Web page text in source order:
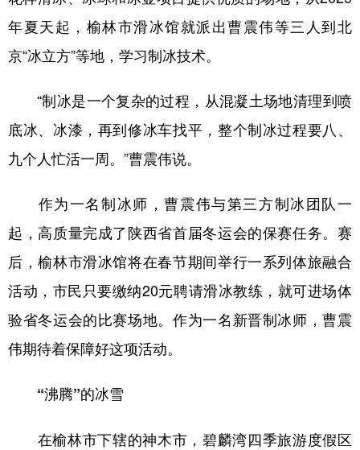
年夏天起，榆林市滑冰馆就派出曹震伟等三人到北
京“冰立方”等地，学习制冰技术。
“制冰是一个复杂的过程，从混凝土场地清理到喷
底冰、冰漆，再到修冰车找平，整个制冰过程要八、
九个人忙活一周。”曹震伟说。
作为一名制冰师，曹震伟与第三方制冰团队一
起，高质量完成了陕西省首届冬运会的保赛任务。赛
后，榆林市滑冰馆将在春节期间举行一系列体旅融合
活动，市民只要缴纳20元聘请滑冰教练，就可进场体
验省冬运会的比赛场地。作为一名新晋制冰师，曹震
伟期待着保障好这项活动。
“沸腾”的冰雪
在榆林市下辖的神木市，碧麟湾四季旅游度假区